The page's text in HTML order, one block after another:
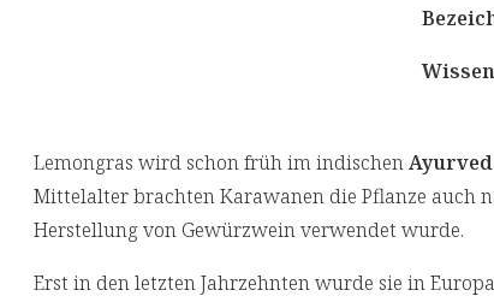
Lemongras wird schon früh im indischen
Mittelalter brachten Karawanen die Pflanze auch
Herstellung von Gewürzwein verwendet wurde.
Erst in den letzten Jahrzehnten wurde sie in